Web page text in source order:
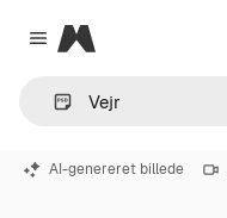
Close menu
Magnific
AI-genereret billede